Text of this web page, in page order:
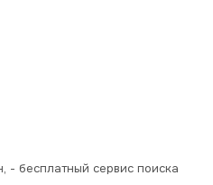
- бесплатный сервис поиска